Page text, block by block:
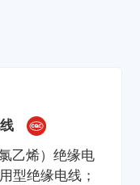
乙烯）绝缘电
型绝缘电线；